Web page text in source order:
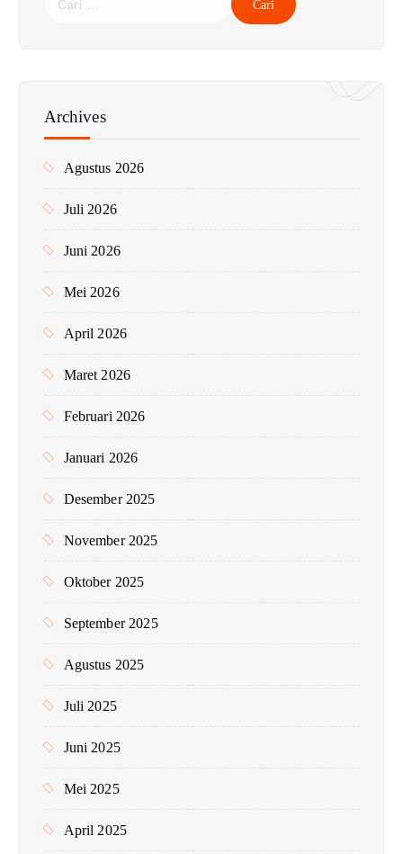
n
k
Archives
Agustus 2026
Juli 2026
Juni 2026
Mei 2026
April 2026
Maret 2026
Februari 2026
Januari 2026
Desember 2025
November 2025
Oktober 2025
September 2025
Agustus 2025
Juli 2025
Juni 2025
Mei 2025
April 2025